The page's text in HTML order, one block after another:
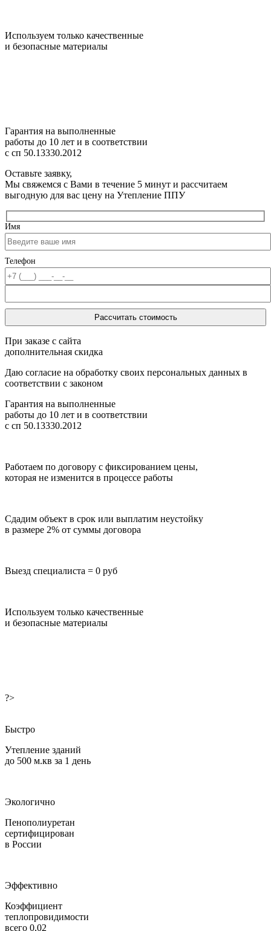
Используем только качественные
и безопасные материалы
Гарантия на выполненные
работы до 10 лет и в соответствии
с сп 50.13330.2012
Оставьте заявку,
Мы свяжемся с Вами в течение 5 минут и рассчитаем
выгодную для вас цену на Утепление ППУ
Имя
Телефон
При заказе с сайта
дополнительная скидка
Даю согласие на обработку своих персональных данных в
соответствии с законом
Гарантия на выполненные
работы до 10 лет и в соответствии
с сп 50.13330.2012
Работаем по договору с фиксированием цены,
которая не изменится в процессе работы
Сдадим объект в срок или выплатим неустойку
в размере 2% от суммы договора
Выезд специалиста = 0 руб
Используем только качественные
и безопасные материалы
?>
Быстро
Утепление зданий
до 500 м.кв за 1 день
Экологично
Пенополиуретан
сертифицирован
в России
Эффективно
Коэффициент
теплопровидимости
всего 0,02